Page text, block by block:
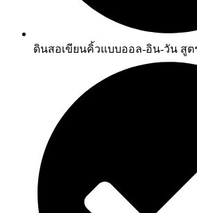
ดินสอเขียนคิ้วแบบออล-อิน-วัน สู